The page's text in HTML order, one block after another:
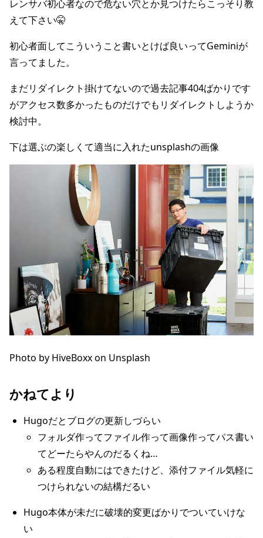
レンサバ初心者なので危ない穴とか見つけたらこっそり教
えて下さい🤫
初心者面してこういうこと書いとけば良いってGeminiが
言ってました。
まだリダイレクト掛けてないので過去記事404ばかりです
がアクセス数多かったものだけでもリダイレクトしようか
検討中。
下は選ぶの楽しくて適当に入れたunsplashの画像
Photo by HiveBoxxon Unsplash
かねてより
Hugoだとブログの更新しづらい
フォルダ作ってファイル作って画像作ってパス書い
てどーたらやんのだるくね…
ある程度自動にはできたけど、添付ファイル気軽に
つけられないの結構だるい
Hugo本体が未だに破壊的変更ばかりでついていけな
い